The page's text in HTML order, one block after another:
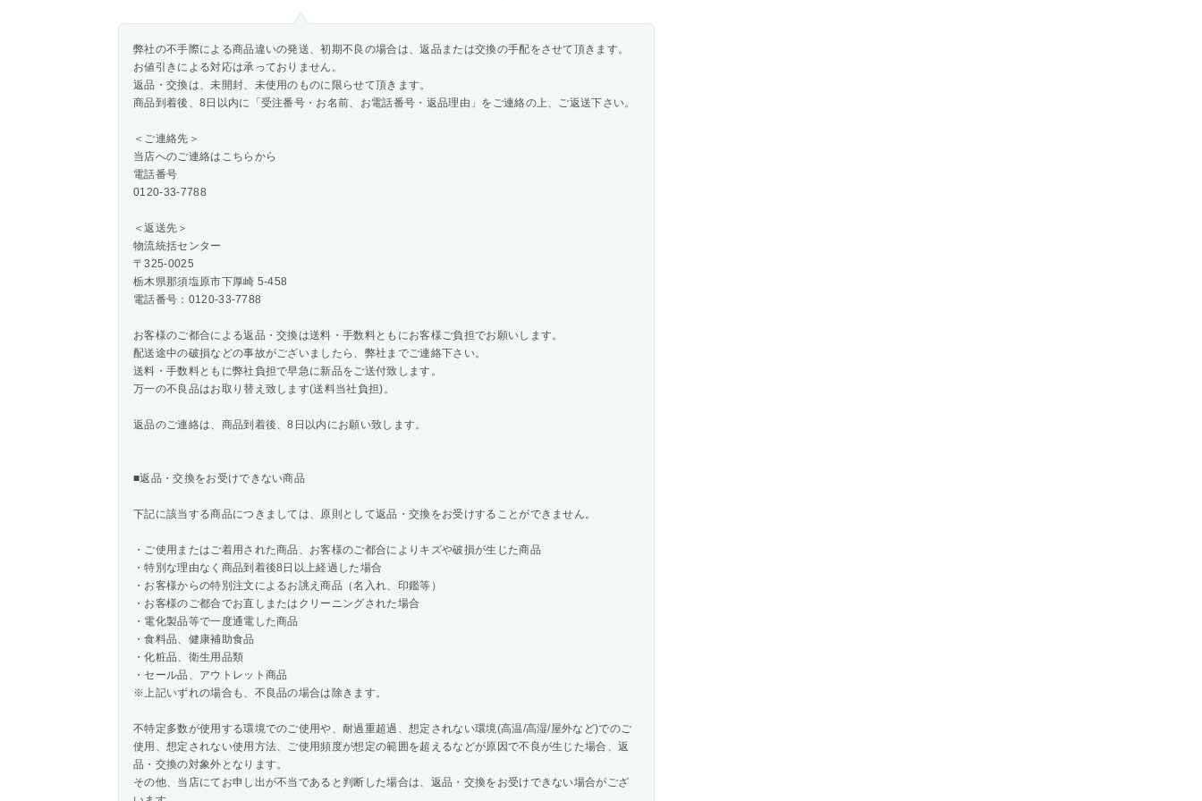
弊社の不手際による商品違いの発送、初期不良の場合は、返品または交換の手配をさせて頂きます。
お値引きによる対応は承っておりません。
返品・交換は、未開封、未使用のものに限らせて頂きます。
商品到着後、8日以内に「受注番号・お名前、お電話番号・返品理由」をご連絡の上、ご返送下さい。
＜ご連絡先＞
当店へのご連絡はこちらから
電話番号
0120-33-7788
＜返送先＞
物流統括センター
〒325-0025
栃木県那須塩原市下厚崎 5-458
電話番号：0120-33-7788
お客様のご都合による返品・交換は送料・手数料ともにお客様ご負担でお願いします。
配送途中の破損などの事故がございましたら、弊社までご連絡下さい。
送料・手数料ともに弊社負担で早急に新品をご送付致します。
万一の不良品はお取り替え致します(送料当社負担)。
返品のご連絡は、商品到着後、8日以内にお願い致します。
■返品・交換をお受けできない商品
下記に該当する商品につきましては、原則として返品・交換をお受けすることができません。
・ご使用またはご着用された商品、お客様のご都合によりキズや破損が生じた商品
・特別な理由なく商品到着後8日以上経過した場合
・お客様からの特別注文によるお誂え商品（名入れ、印鑑等）
・お客様のご都合でお直しまたはクリーニングされた場合
・電化製品等で一度通電した商品
・食料品、健康補助食品
・化粧品、衛生用品類
・セール品、アウトレット商品
※上記いずれの場合も、不良品の場合は除きます。
不特定多数が使用する環境でのご使用や、耐過重超過、想定されない環境(高温/高湿/屋外など)でのご
使用、想定されない使用方法、ご使用頻度が想定の範囲を超えるなどが原因で不良が生じた場合、返
品・交換の対象外となります。
その他、当店にてお申し出が不当であると判断した場合は、返品・交換をお受けできない場合がござ